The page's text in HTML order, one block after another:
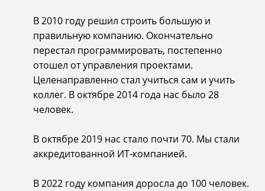
В 2010 году решил строить большую и
правильную компанию. Окончательно
перестал программировать, постепенно
отошел от управления проектами.
Целенаправленно стал учиться сам и учить
коллег. В октябре 2014 года нас было 28
человек.
В октябре 2019 нас стало почти 70. Мы стали
аккредитованной ИТ-компанией.
В 2022 году компания доросла до 100 человек.